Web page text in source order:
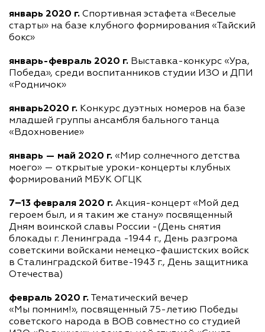
январь 2020 г. Спортивная эстафета «Веселые
старты» на базе клубного формирования «Тайский
бокс»
январь-февраль 2020 г. Выставка-конкурс «Ура,
Победа», среди воспитанников студии ИЗО и ДПИ
«Родничок»
январь2020 г. Конкурс дуэтных номеров на базе
младшей группы ансамбля бального танца
«Вдохновение»
январь — май 2020 г. «Мир солнечного детства
моего» — открытые уроки-концерты клубных
формирований МБУК ОГЦК
7−13 февраля 2020 г. Акция-концерт «Мой дед
героем был, и я таким же стану» посвященный
Дням воинской славы России -(День снятия
блокады г. Ленинграда -1944 г., День разгрома
советскими войсками немецко-фашистских войск
в Сталинградской битве-1943 г., День защитника
Отечества)
февраль 2020 г. Тематический вечер
«Мы помним!», посвященный 75-летию Победы
советского народа в ВОВ совместно со студией